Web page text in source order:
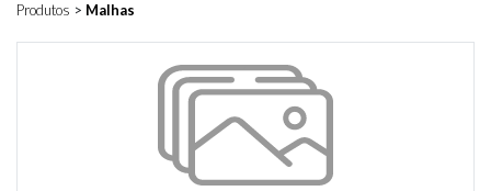
Produtos > Malhas